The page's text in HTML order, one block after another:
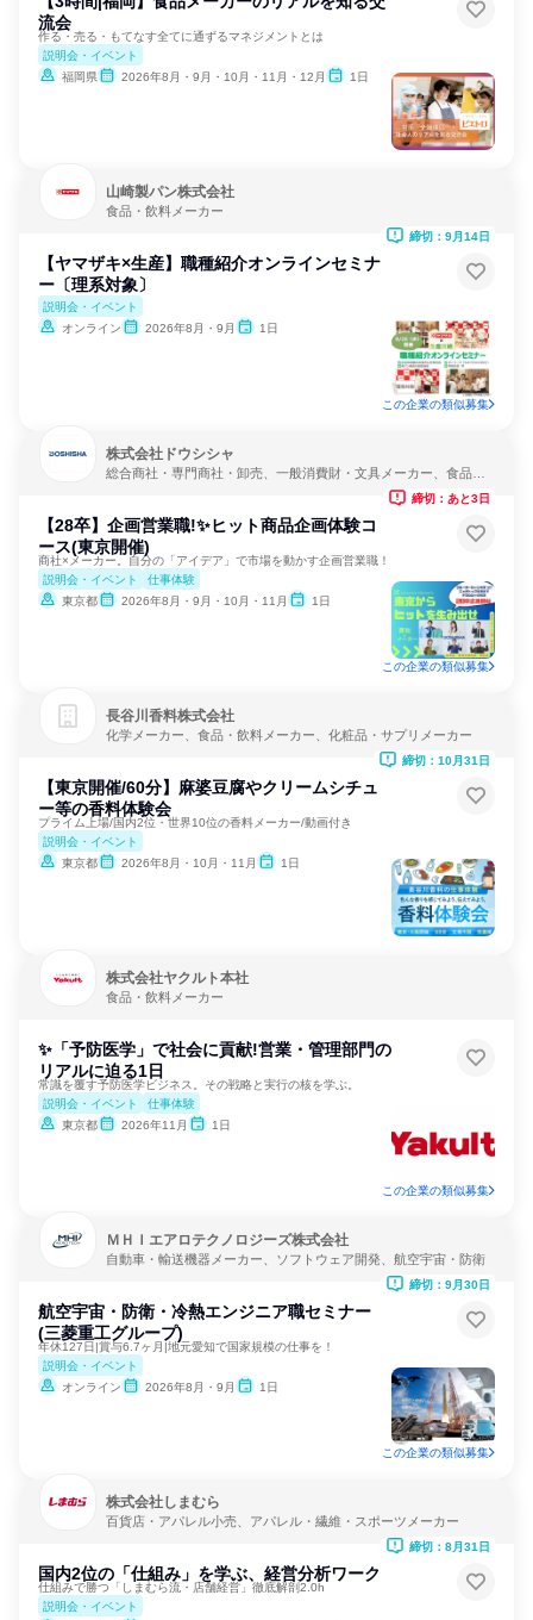
流会
作る・売る・もてなす全てに通ずるマネジメントとは
説明会・イベント
福岡県
2026年8月・9月・10月・11月・12月 1日
山崎製パン株式会社
食品・飲料メーカー
【ヤマザキ×生産】職種紹介オンラインセミナ
ー〔理系対象〕
説明会・イベント
オンライン
2026年8月・9月 1日
締切：9月14日
この企業の類似募集
株式会社ドウシシャ
総合商社・専門商社・卸売、一般消費財・文具メーカー、食品・
【28卒】企画営業職!✨ヒット商品企画体験コ
ース(東京開催)
商社×メーカー。自分の「アイデア」で市場を動かす企画営業職！
説明会・イベント
仕事体験
東京都
2026年8月・9月・10月・11月 1日
締切：あと3日
この企業の類似募集
長谷川香料株式会社
化学メーカー、食品・飲料メーカー、化粧品・サプリメーカー
【東京開催/60分】麻婆豆腐やクリームシチュ
ー等の香料体験会
プライム上場/国内2位・世界10位の香料メーカー/動画付き
説明会・イベント
東京都
2026年8月・10月・11月 1日
締切：10月31日
株式会社ヤクルト本社
食品・飲料メーカー
✨「予防医学」で社会に貢献!営業・管理部門の
リアルに迫る1日
常識を覆す予防医学ビジネス。その戦略と実行の核を学ぶ。
説明会・イベント
仕事体験
東京都
2026年11月 1日
この企業の類似募集
ＭＨＩエアロテクノロジーズ株式会社
自動車・輸送機器メーカー、ソフトウェア開発、航空宇宙・防衛
航空宇宙・防衛・冷熱エンジニア職セミナー
(三菱重工グループ)
年休127日|賞与6.7ヶ月|地元愛知で国家規模の仕事を！
説明会・イベント
オンライン
2026年8月・9月 1日
締切：9月30日
この企業の類似募集
株式会社しまむら
百貨店・アパレル小売、アパレル・繊維・スポーツメーカー
国内2位の「仕組み」を学ぶ、経営分析ワーク
仕組みで勝つ「しまむら流・店舗経営」徹底解剖2.0h
説明会・イベント
締切：8月31日